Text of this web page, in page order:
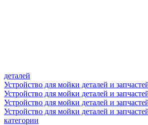
деталей
Устройство для мойки деталей и
Устройство для мойки деталей и
Устройство для мойки деталей и
Устройство для мойки деталей и
категории